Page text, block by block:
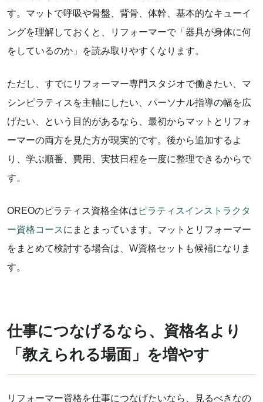
す。マットで呼吸や骨盤、背骨、体幹、基本的なキューイ
ングを理解しておくと、リフォーマーで「器具が身体に何
をしているのか」を読み取りやすくなります。
ただし、すでにリフォーマー専門スタジオで働きたい、マ
シンピラティスを主軸にしたい、パーソナル指導の幅を広
げたい、という目的があるなら、最初からマットとリフォ
ーマーの両方を見た方が現実的です。後から追加するよ
り、学ぶ順番、費用、実技日程を一度に整理できるからで
す。
OREOのピラティス資格全体は ピラティスインストラクタ
ー資格コースにまとまっています。マットとリフォーマー
をまとめて検討する場合は、W資格セットも候補になりま
す。
仕事につなげるなら、資格名より
「教えられる場面」を増やす
リフォーマー資格を仕事につなげたいなら、見るべきなの